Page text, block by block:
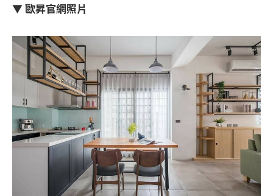
▼ 歐昇官網照片